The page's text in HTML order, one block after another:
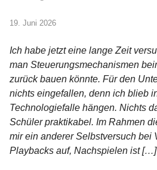
19. Juni 2026
Ich habe jetzt eine lange Zeit
man Steuerungsmechanismen
zurück bauen könnte. Für den
nichts eingefallen, denn ich blieb
Technologiefalle hängen. Nichts
Schüler praktikabel. Im Rahmen
mir ein anderer Selbstversuch bei
Playbacks auf, Nachspielen ist […]